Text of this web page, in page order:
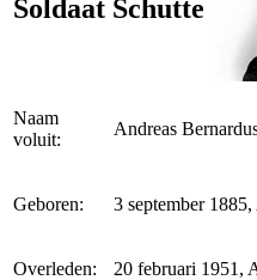
Soldaat Schutte
Naam
voluit:
Andreas
Geboren: 3 september
Overleden: 20 februari 1951,